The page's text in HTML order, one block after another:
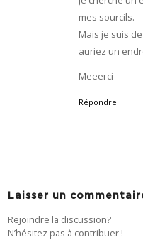
mes sourcils.
Mais je suis
auriez un
Meeerci
Répondre
Laisser un
Rejoindre la discussion?
N’hésitez pas à contribuer !